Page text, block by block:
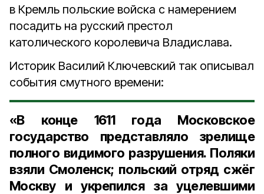
в Кремль польские войска с намерением
посадить на русский престол
католического королевича Владислава.
Историк Василий Ключевский так описывал
события смутного времени:
«В конце 1611 года Московское
государство представляло зрелище
полного видимого разрушения. Поляки
взяли Смоленск; польский отряд сжёг
Москву и укрепился за уцелевшими